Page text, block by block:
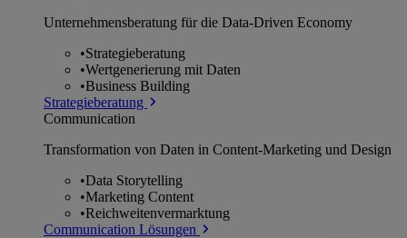
Unternehmens­beratung für die Data-Driven Economy
•Strategieberatung
•Wertgenerierung mit Daten
•Business Building
Strategieberatung
Communication
Transformation von Daten in Content-Marketing und Design
•Data Storytelling
•Marketing Content
•Reichweitenvermarktung
Communication Lösungen